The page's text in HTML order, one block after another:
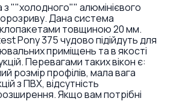
з ""холодного"" алюмінієвого
Дана система
товщиною 20 мм.
Pony 375 чудово підійдуть для
приміщень та в якості
Перевагами таких вікон є:
розмір профілів, мала вага
з ПВХ, відсутність
Якщо вам потрібні